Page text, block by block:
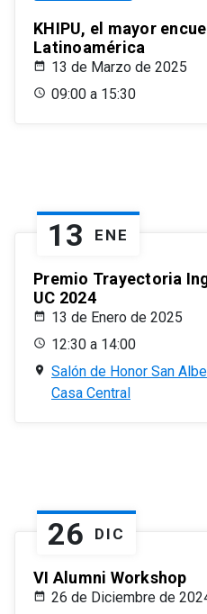
KHIPU, el mayor
Latinoamérica
13 de Marzo de 2025
09:00 a 15:30
13 ENE
Premio Trayectoria
UC 2024
13 de Enero de 2025
12:30 a 14:00
Salón de Honor San
Casa Central
26 DIC
VI Alumni Workshop
26 de Diciembre de